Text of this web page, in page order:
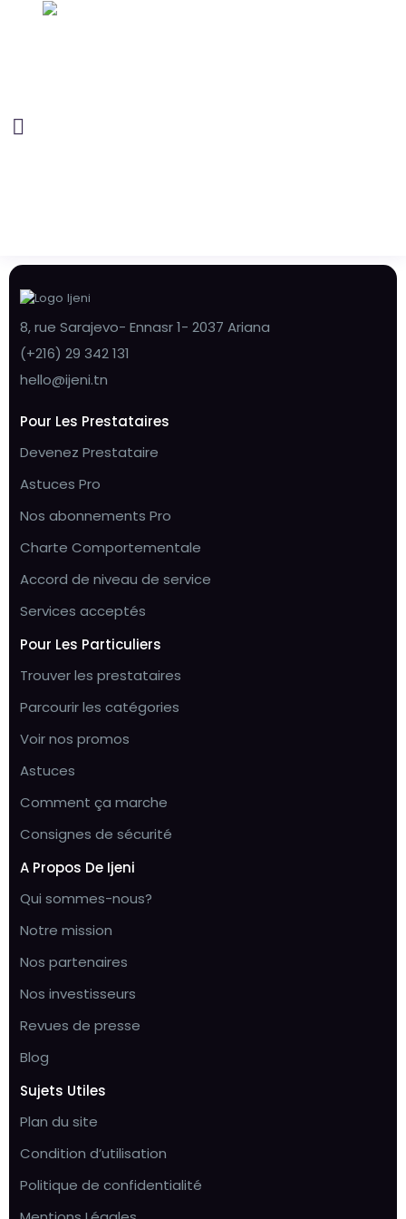
8, rue Sarajevo- Ennasr 1- 2037 Ariana
(+216) 29 342 131
hello@ijeni.tn
Pour Les Prestataires
Devenez Prestataire
Astuces Pro
Nos abonnements Pro
Charte Comportementale
Accord de niveau de service
Services acceptés
Pour Les Particuliers
Trouver les prestataires
Parcourir les catégories
Voir nos promos
Astuces
Comment ça marche
Consignes de sécurité
A Propos De Ijeni
Qui sommes-nous?
Notre mission
Nos partenaires
Nos investisseurs
Revues de presse
Blog
Sujets Utiles
Plan du site
Condition d’utilisation
Politique de confidentialité